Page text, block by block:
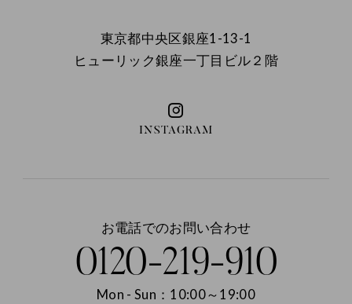
INSTAGRAM
東京都中央区銀座1-13-1
ヒューリック銀座一丁目ビル２階
お電話でのお問い合わせ
0120-219-910
Mon - Sun：10:00～19:00